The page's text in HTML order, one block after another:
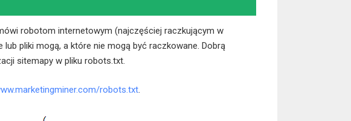
robotom internetowym (najczęściej raczkującym w
pliki mogą, a które nie mogą być raczkowane. Dobrą
sitemapy w pliku robots.txt.
robots.txt.